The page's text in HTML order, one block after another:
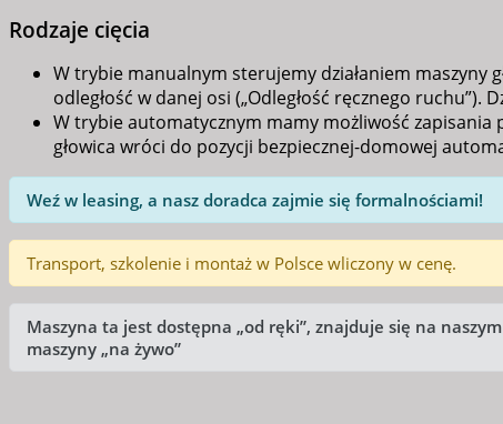
Rodzaje cięcia
W trybie manualnym sterujemy działaniem maszyny
odległość w danej osi („Odległość ręcznego
W trybie automatycznym mamy możliwość zapisania
głowica wróci do pozycji bezpiecznej-domowej
Weź w leasing, a nasz doradca zajmie się formalnościami!
Transport, szkolenie i montaż w Polsce wliczony w cenę.
Maszyna ta jest dostępna „od ręki”, znajduje się na
maszyny „na żywo”